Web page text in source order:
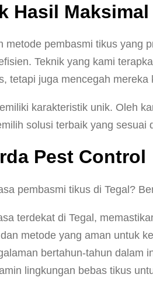
Hasil Maksimal
pembasmi tikus
Teknik yang kami
tetapi juga mencegah mereka
karakteristik unik. Oleh
solusi terbaik yang
Pest Control
pembasmi tikus di Tegal?
terdekat di Tegal,
metode yang aman untuk
bertahun-tahun dalam
lingkungan bebas tikus